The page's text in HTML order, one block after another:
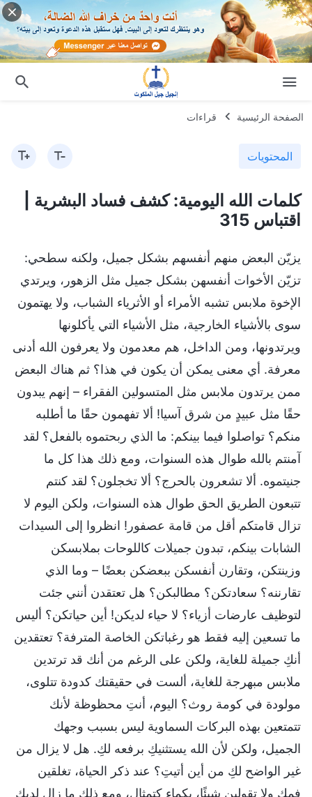
الصفحة الرئيسية قراءات
المحتويات
كلمات الله اليومية: كشف فساد البشرية |
اقتباس 315
يزيّن البعض منهم أنفسهم بشكل جميل، ولكنه سطحي:
تزيّن الأخوات أنفسهن بشكل جميل مثل الزهور، ويرتدي
الإخوة ملابس تشبه الأمراء أو الأثرياء الشباب، ولا يهتمون
سوى بالأشياء الخارجية، مثل الأشياء التي يأكلونها
ويرتدونها، ومن الداخل، هم معدمون ولا يعرفون الله أدنى
معرفة. أي معنى يمكن أن يكون في هذا؟ ثم هناك البعض
ممن يرتدون ملابس مثل المتسولين الفقراء – إنهم يبدون
حقًا مثل عبيدٍ من شرق آسيا! ألا تفهمون حقًا ما أطلبه
منكم؟ تواصلوا فيما بينكم: ما الذي ربحتموه بالفعل؟ لقد
آمنتم بالله طوال هذه السنوات، ومع ذلك هذا كل ما
جنيتموه. ألا تشعرون بالحرج؟ ألا تخجلون؟ لقد كنتم
تتبعون الطريق الحق طوال هذه السنوات، ولكن اليوم لا
تزال قامتكم أقل من قامة عصفور! انظروا إلى السيدات
الشابات بينكم، تبدون جميلات كاللوحات بملابسكن
وزينتكن، وتقارن أنفسكن ببعضكن بعضًا – وما الذي
تقارننه؟ سعادتكن؟ مطالبكن؟ هل تعتقدن أنني جئت
لتوظيف عارضات أزياء؟ لا حياء لديكن! أين حياتكن؟ أليس
ما تسعين إليه فقط هو رغباتكن الخاصة المترفة؟ تعتقدين
أنكِ جميلة للغاية، ولكن على الرغم من أنك قد ترتدين
ملابس مبهرجة للغاية، ألست في حقيقتك كدودة تتلوى،
مولودة في كومة روث؟ اليوم، أنتِ محظوظة لأنك
تتمتعين بهذه البركات السماوية ليس بسبب وجهك
الجميل، ولكن لأن الله يستثنيكِ برفعه لكِ. هل لا يزال من
غير الواضح لكِ من أين أتيتِ؟ عند ذكر الحياة، تغلقين
فمكِ ولا تقولين شيئًا، بكماء كتمثال، ومع ذلك ما زال لديك